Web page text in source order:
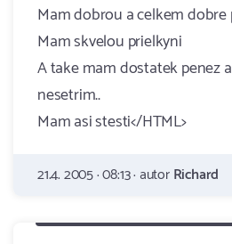
Mam dobrou a celkem dobre
Mam skvelou prielkyni
A take mam dostatek penez
nesetrim..
Mam asi stesti</HTML>
21.4. 2005 · 08:13 · autorRichard